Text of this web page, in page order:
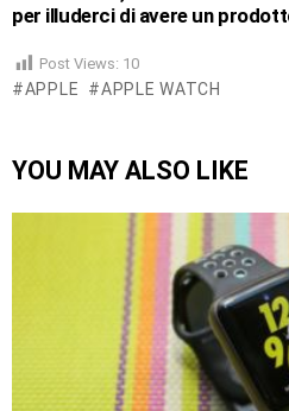
per illuderci di avere un
Post Views: 10
APPLE APPLE WATCH
YOU MAY ALSO LIKE